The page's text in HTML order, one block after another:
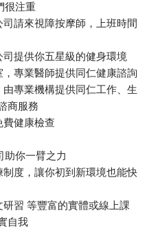
很注重
請來視障按摩師，上班時間
提供你五星級的健身環境
專業醫師提供同仁健康諮詢
專業機構提供同仁工作、生
商服務
費健康檢查
助你一臂之力
度，讓你初到新環境也能快
習 等豐富的實體或線上課
自我